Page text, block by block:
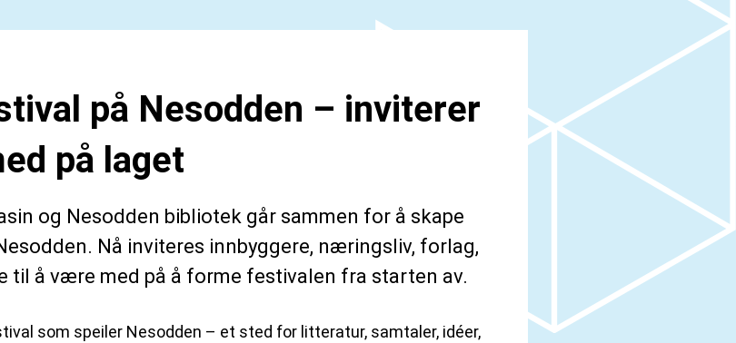
på Nesodden – inviterer
på laget
og Nesodden bibliotek går sammen for å skape
Nå inviteres innbyggere, næringsliv, forlag,
til å være med på å forme festivalen fra starten av.
som speiler Nesodden – et sted for litteratur, samtaler, idéer,